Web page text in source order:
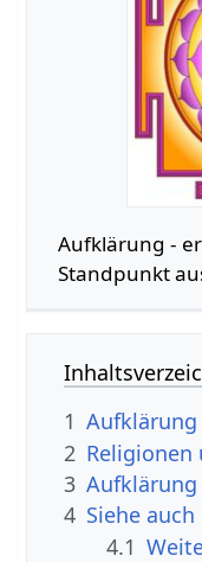
Standpunkt
1 Aufklärung
2 Religionen
3
4 Siehe auch
4.1